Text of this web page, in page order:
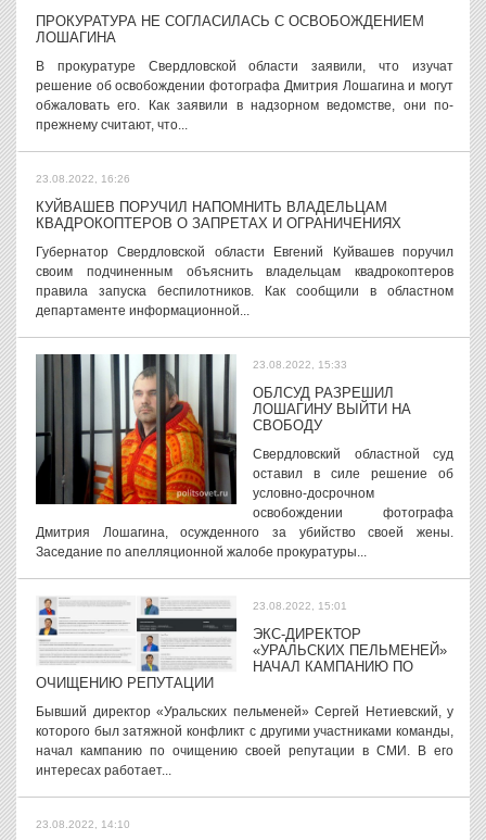
ПРОКУРАТУРА НЕ СОГЛАСИЛАСЬ С ОСВОБОЖДЕНИЕМ
ЛОШАГИНА
В прокуратуре Свердловской области заявили, что изучат
решение об освобождении фотографа Дмитрия Лошагина и могут
обжаловать его. Как заявили в надзорном ведомстве, они по-
прежнему считают, что...
23.08.2022, 16:26
КУЙВАШЕВ ПОРУЧИЛ НАПОМНИТЬ ВЛАДЕЛЬЦАМ
КВАДРОКОПТЕРОВ О ЗАПРЕТАХ И ОГРАНИЧЕНИЯХ
Губернатор Свердловской области Евгений Куйвашев поручил
своим подчиненным объяснить владельцам квадрокоптеров
правила запуска беспилотников. Как сообщили в областном
департаменте информационной...
23.08.2022, 15:33
ОБЛСУД РАЗРЕШИЛ
ЛОШАГИНУ ВЫЙТИ НА
СВОБОДУ
Свердловский областной суд
оставил в силе решение об
условно-досрочном
освобождении фотографа
Дмитрия Лошагина, осужденного за убийство своей жены.
Заседание по апелляционной жалобе прокуратуры...
23.08.2022, 15:01
ЭКС-ДИРЕКТОР
«УРАЛЬСКИХ ПЕЛЬМЕНЕЙ»
НАЧАЛ КАМПАНИЮ ПО
ОЧИЩЕНИЮ РЕПУТАЦИИ
Бывший директор «Уральских пельменей» Сергей Нетиевский, у
которого был затяжной конфликт с другими участниками команды,
начал кампанию по очищению своей репутации в СМИ. В его
интересах работает...
23.08.2022, 14:10